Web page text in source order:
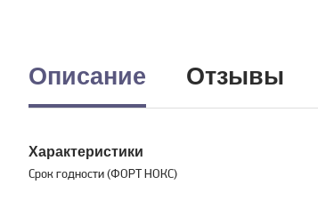
Описание Отзывы
Характеристики
Срок годности (ФОРТ НОКС)